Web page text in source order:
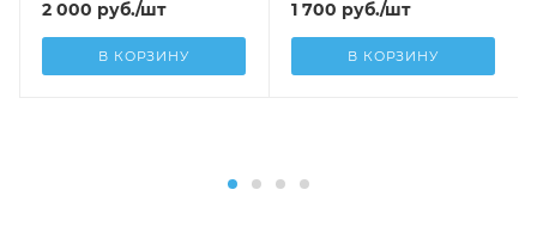
2 000 руб./шт
В КОРЗИНУ
1 700 руб./шт
В КОРЗИНУ